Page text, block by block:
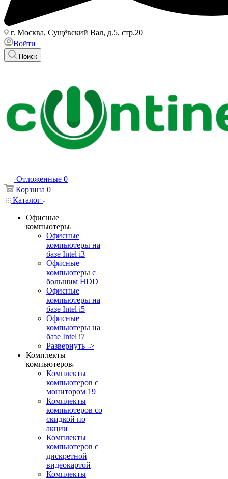
г. Москва, Сущёвский Вал, д.5, стр.20
Войти
Поиск
Отложенные 0
Корзина 0
Каталог
Офисные
компьютеры
Офисные
компьютеры на
базе Intel i3
Офисные
компьютеры с
большим HDD
Офисные
компьютеры на
базе Intel i5
Офисные
компьютеры на
базе Intel i7
Развернуть ->
Комплекты
компьютеров
Комплекты
компьютеров с
монитором 19
Комплекты
компьютеров со
скидкой по
акции
Комплекты
компьютеров с
дискретной
видеокартой
Комплекты